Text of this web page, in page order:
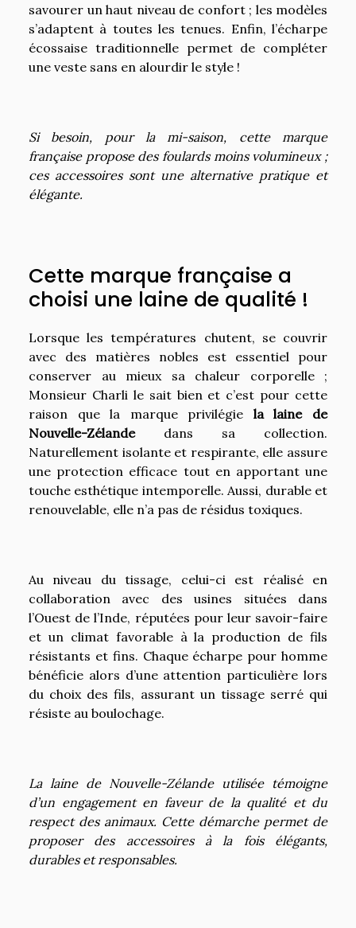
savourer un haut niveau de confort ; les modèles
s’adaptent à toutes les tenues. Enfin, l’écharpe
écossaise traditionnelle permet de compléter
une veste sans en alourdir le style !
Si besoin, pour la mi-saison, cette marque
française propose des foulards moins volumineux ;
ces accessoires sont une alternative pratique et
élégante.
Cette marque française a
choisi une laine de qualité !
Lorsque les températures chutent, se couvrir
avec des matières nobles est essentiel pour
conserver au mieux sa chaleur corporelle ;
Monsieur Charli le sait bien et c’est pour cette
raison que la marque privilégie la laine de
Nouvelle-Zélandedans sa collection.
Naturellement isolante et respirante, elle assure
une protection efficace tout en apportant une
touche esthétique intemporelle. Aussi, durable et
renouvelable, elle n’a pas de résidus toxiques.
Au niveau du tissage, celui-ci est réalisé en
collaboration avec des usines situées dans
l’Ouest de l’Inde, réputées pour leur savoir-faire
et un climat favorable à la production de fils
résistants et fins. Chaque écharpe pour homme
bénéficie alors d’une attention particulière lors
du choix des fils, assurant un tissage serré qui
résiste au boulochage.
La laine de Nouvelle-Zélande utilisée témoigne
d’un engagement en faveur de la qualité et du
respect des animaux. Cette démarche permet de
proposer des accessoires à la fois élégants,
durables et responsables.